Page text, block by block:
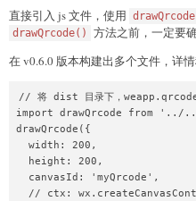
直接引入 js 文件，使用
drawQrcode() 方法之前，一定要
在 v0.6.0 版本构建出多个文件，详
// 将 dist 目录下，
import drawQrcode from '../
drawQrcode({
  width: 200,
  height: 200,
  canvasId: 'myQrcode',
// ctx: